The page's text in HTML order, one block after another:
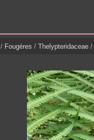
/ Fougères / Thelypteridaceae /